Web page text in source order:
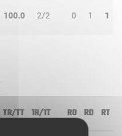
100.0 2/2 0 1 1
TR/TT 1R/1T RO RD RT